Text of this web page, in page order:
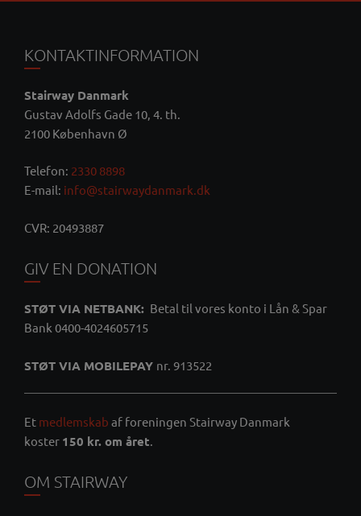
KONTAKTINFORMATION
Stairway Danmark
Gustav Adolfs Gade 10, 4. th.
2100 København Ø
Telefon: 2330 8898
E-mail: info@stairwaydanmark.dk
CVR: 20493887
GIV EN DONATION
STØT VIA NETBANK: Betal til vores konto i Lån & Spar
Bank 0400-4024605715
STØT VIA MOBILEPAY nr. 913522
Et medlemskab af foreningen Stairway Danmark
koster 150 kr. om året
OM STAIRWAY